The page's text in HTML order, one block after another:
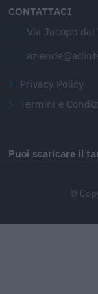
CONTATTACI
Via Jacopo
Privacy Policy
Termini e
Puoi scaricare il
©